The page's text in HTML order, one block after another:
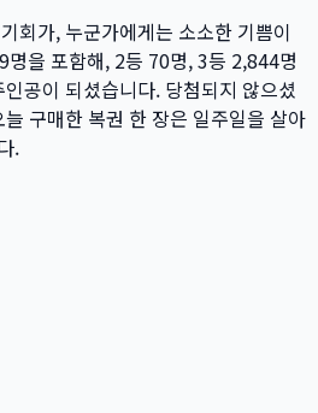
회가, 누군가에게는 소소한 기쁨이
9명을 포함해, 2등 70명, 3등 2,844명
공이 되셨습니다. 당첨되지 않으셨
구매한 복권 한 장은 일주일을 살아
.